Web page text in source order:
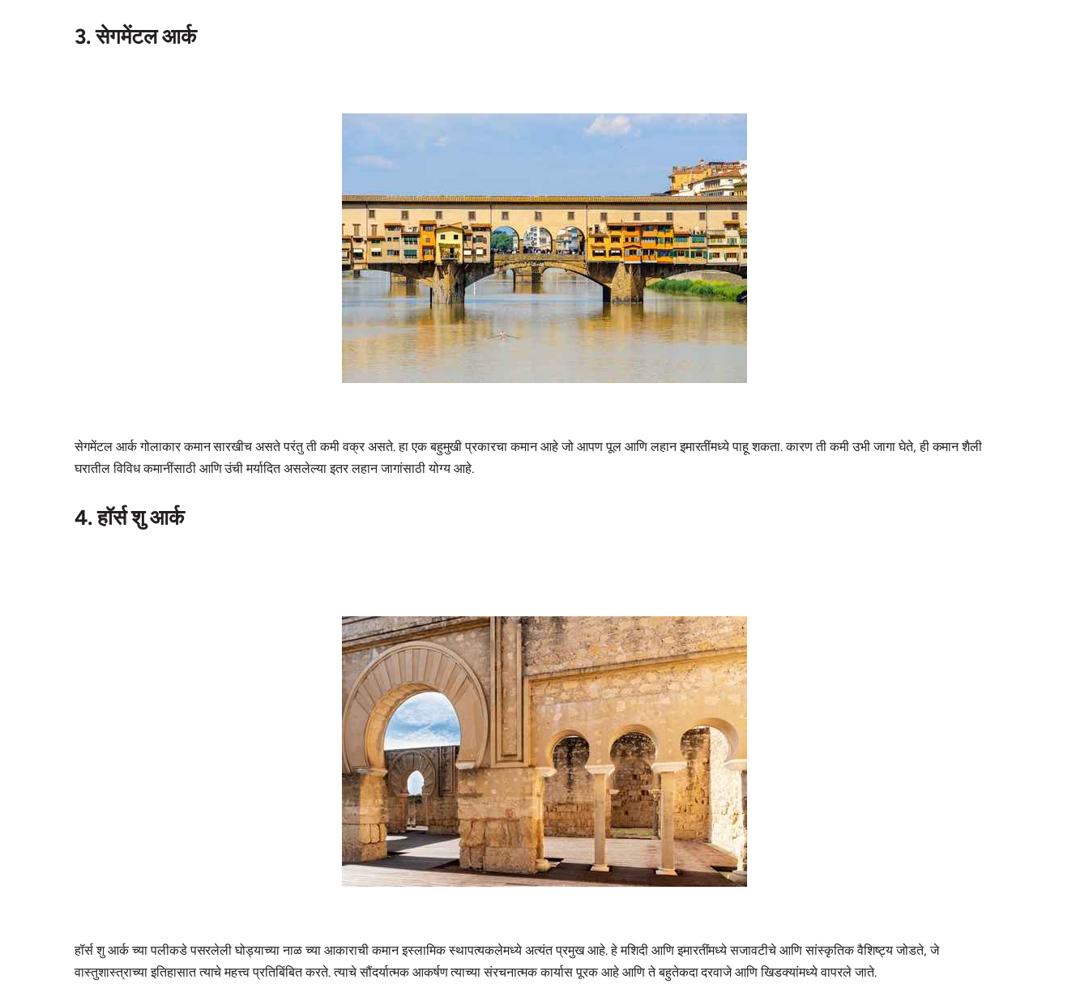
3. सेगमेंटल आर्क
सेगमेंटल आर्क गोलाकार कमान सारखीच असते परंतु ती कमी वक्र असते. हा एक बहुमुखी प्रकारचा कमान आहे जो आपण पूल आणि लहान इमारतींमध्ये पाहू शकता. कारण ती कमी उभी जागा घेते, ही कमान शैली
घरातील विविध कमानींसाठी आणि उंची मर्यादित असलेल्या इतर लहान जागांसाठी योग्य आहे.
4. हॉर्स शु आर्क
हॉर्स शु आर्क च्या पलीकडे पसरलेली घोड्याच्या नाळ च्या आकाराची कमान इस्लामिक स्थापत्यकलेमध्ये अत्यंत प्रमुख आहे. हे मशिदी आणि इमारतींमध्ये सजावटीचे आणि सांस्कृतिक वैशिष्ट्य जोडते, जे
वास्तुशास्त्राच्या इतिहासात त्याचे महत्त्व प्रतिबिंबित करते. त्याचे सौंदर्यात्मक आकर्षण त्याच्या संरचनात्मक कार्यास पूरक आहे आणि ते बहुतेकदा दरवाजे आणि खिडक्यांमध्ये वापरले जाते.